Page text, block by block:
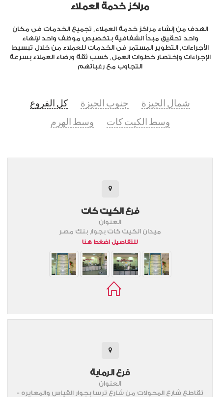
مراكز خدمة العملاء
الهدف من إنشاء مراكز خدمة العملاء, تجميع الخدمات فى مكان
واحد تحقيق مبدأ الشفافية بتخصيص موظف واحد لإنهاء
الأجراءات, التطوير المستمر فى الخدمات للعملاء من خلال تبسيط
الإجراءات وإختصار خطوات العمل, كسب ثقة ورضاء العملاء بسرعة
التجاوب مع رغباتهم
كل الفروع جنوب الجيزة
شمال الجيزة
وسط الهرم
وسط الكيت كات
فرع الكيت كات
العنوان
ميدان الكيت كات بجوار بنك مصر
للتفاصيل اضغط هنا
فرع الرماية
العنوان
تقاطع شارع المحولات من شارع ترسا بجوار القياس والمعايره -